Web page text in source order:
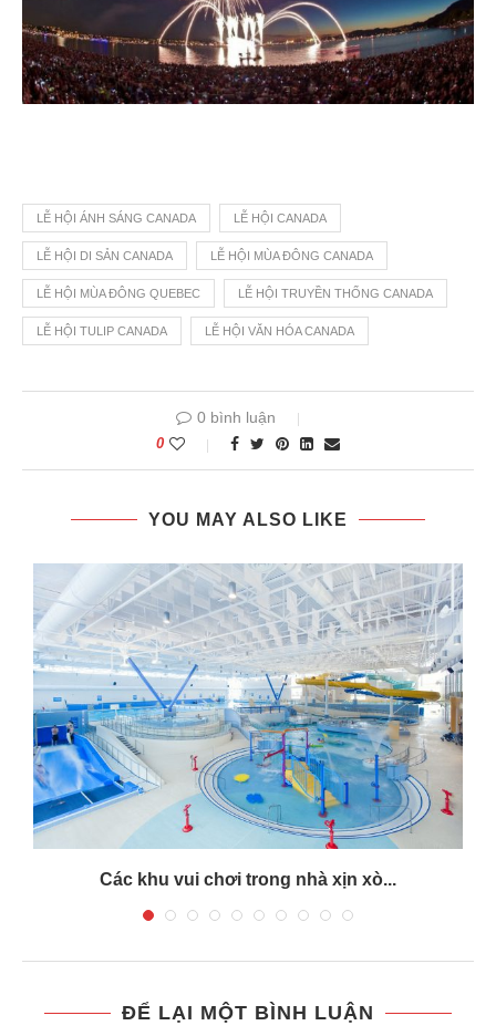
LỄ HỘI ÁNH SÁNG CANADA LỄ HỘI CANADA
LỄ HỘI DI SẢN CANADA LỄ HỘI MÙA ĐÔNG CANADA
LỄ HỘI MÙA ĐÔNG QUEBEC LỄ HỘI TRUYỀN THỐNG CANADA
LỄ HỘI TULIP CANADA LỄ HỘI VĂN HÓA CANADA
0 bình luận
0
YOU MAY ALSO LIKE
Các khu vui chơi trong nhà xịn xò...
ĐỂ LẠI MỘT BÌNH LUẬN